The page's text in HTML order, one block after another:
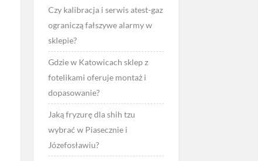
Czy kalibracja i serwis atest-gaz
ograniczą fałszywe alarmy w
sklepie?
Gdzie w Katowicach sklep z
fotelikami oferuje montaż i
dopasowanie?
Jaką fryzurę dla shih tzu
wybrać w Piasecznie i
Józefosławiu?